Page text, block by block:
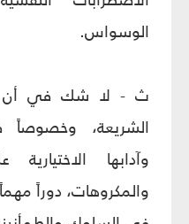
الوسواس.
ث - لا شك في أن
الشريعة، وخصوصاً
وآدابها
والمكروهات، دوراً